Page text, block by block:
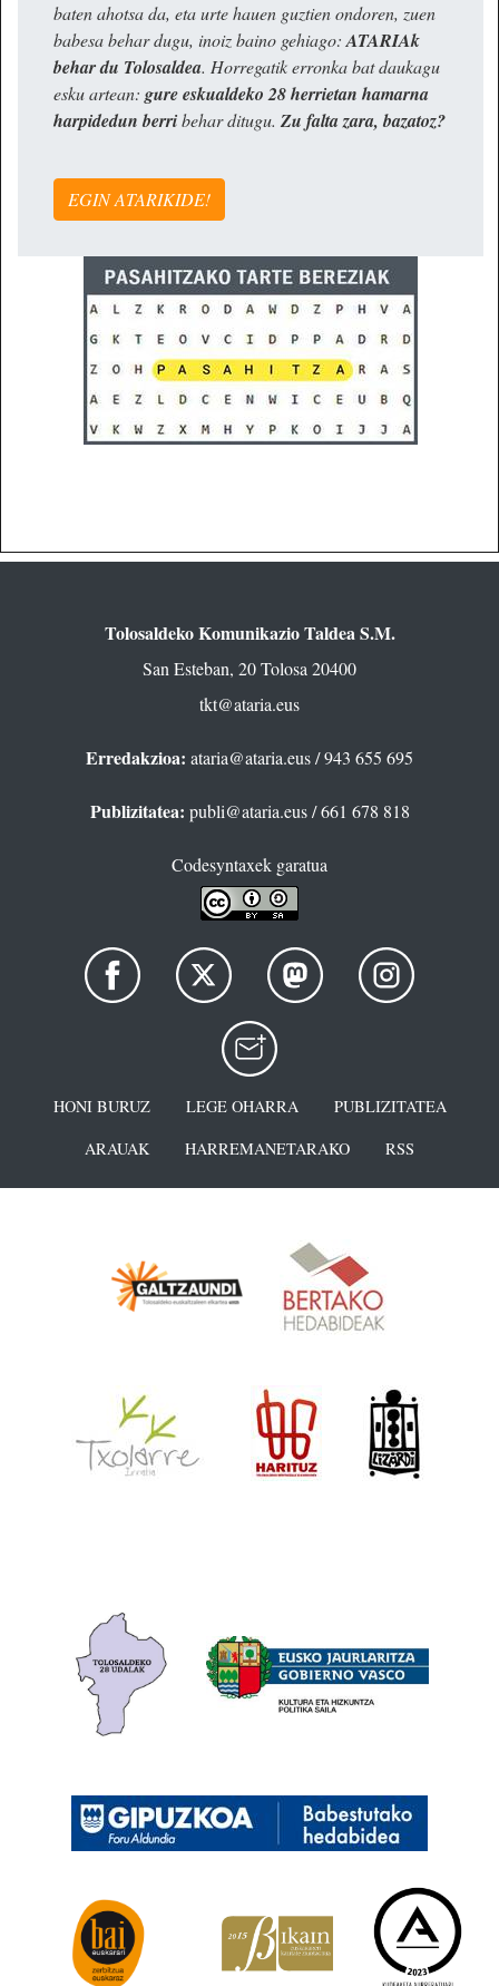
baten ahotsa da, eta urte hauen guztien ondoren, zuen
babesa behar dugu, inoiz baino gehiago:ATARIAk
behar du Tolosaldea. Horregatik erronka bat daukagu
esku artean: gure eskualdeko 28 herrietan hamarna
harpidedun berribehar ditugu. Zu falta zara, bazatoz?
EGIN ATARIKIDE!
Tolosaldeko Komunikazio Taldea S.M.
San Esteban, 20 Tolosa 20400
tkt@ataria.eus
Erredakzioa: ataria@ataria.eus/ 943 655 695
Publizitatea: publi@ataria.eus/ 661 678 818
Codesyntaxek garatua
HONI BURUZ LEGE OHARRA
PUBLIZITATEA
ARAUAK
HARREMANETARAKO RSS